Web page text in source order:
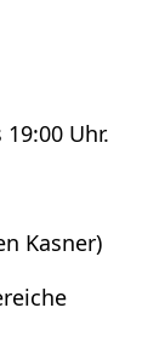
Uhr.
Kas­ner)